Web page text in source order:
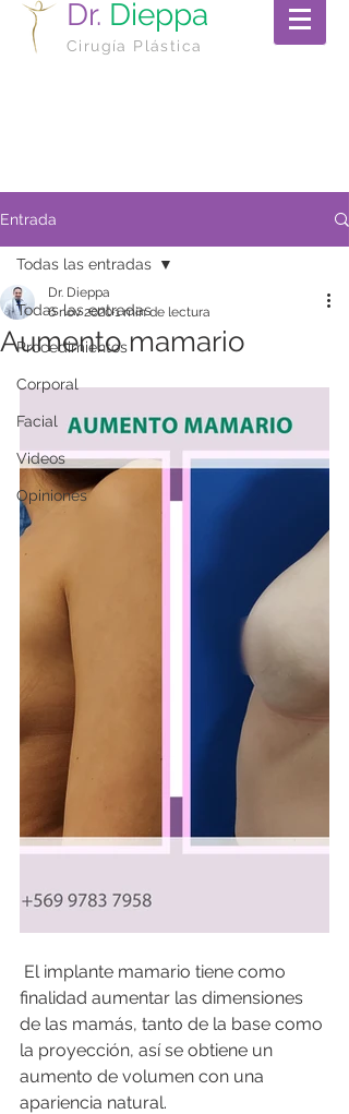
Dr. Dieppa
Cirugía Plástica
Entrada
Todas las entradas
Procedimientos
Corporal
Facial
Videos
Opiniones
Todas las entradas
Aumento mamario
Dr. Dieppa
6 nov 20201 min de lectura
finalidad aumentar las dimensiones
de las mamás, tanto de la base como
la proyección, así se obtiene un
aumento de volumen con una
apariencia natural.